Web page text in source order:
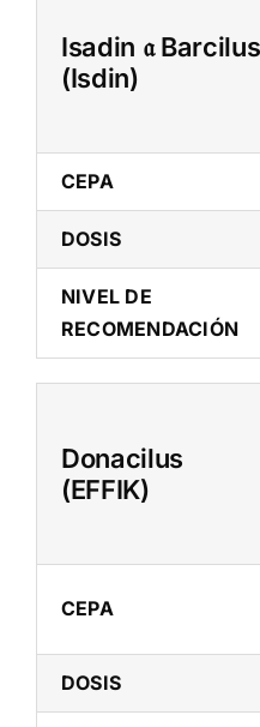
Isadin 𝔞 Barcilus
(Isdin)
CEPA
DOSIS
NIVEL DE
RECOMENDACIÓN
Donacilus
(EFFIK)
CEPA
DOSIS